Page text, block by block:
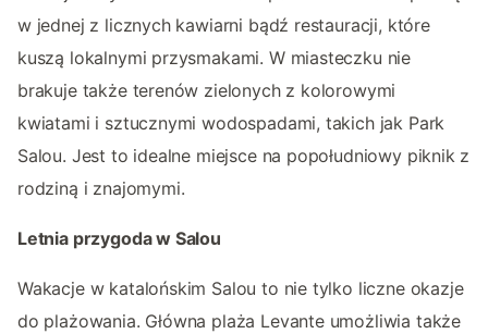
w jednej z licznych kawiarni bądź restauracji, które
kuszą lokalnymi przysmakami. W miasteczku nie
brakuje także terenów zielonych z kolorowymi
kwiatami i sztucznymi wodospadami, takich jak Park
Salou. Jest to idealne miejsce na popołudniowy piknik z
rodziną i znajomymi.
Letnia przygoda w Salou
Wakacje w katalońskim Salou to nie tylko liczne okazje
do plażowania. Główna plaża Levante umożliwia także